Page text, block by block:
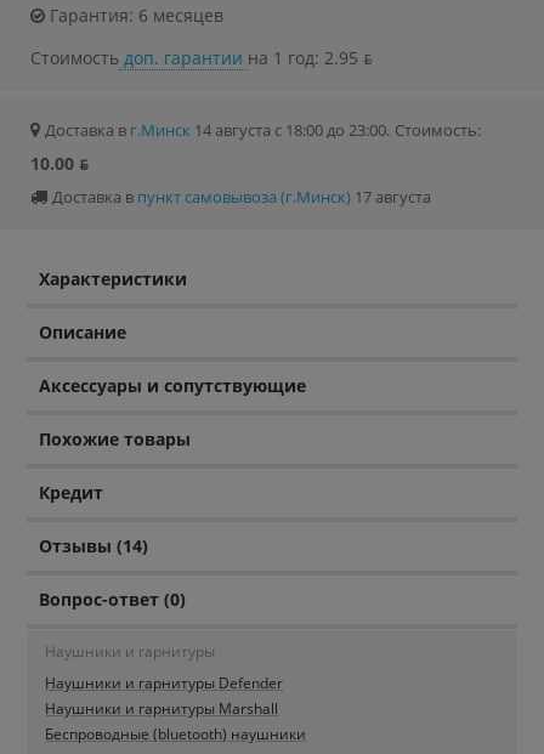
Гарантия: 6 месяцев
Стоимость доп. гарантии на 1 год: 2.95 ƃ
Доставка в г.Минск 14 августа с 18:00 до 23:00. Стоимость:
10.00 ƃ
Доставка в пункт самовывоза (г.Минск) 17 августа
Характеристики
Описание
Аксессуары и сопутствующие
Похожие товары
Кредит
Отзывы (14)
Вопрос-ответ (0)
Наушники и гарнитуры
Наушники и гарнитуры Defender
Наушники и гарнитуры Marshall
Беспроводные (bluetooth) наушники